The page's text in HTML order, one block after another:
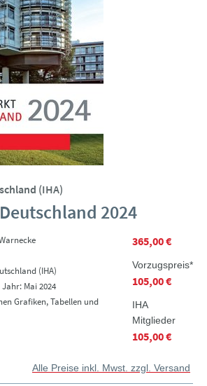
(IHA)
2024
(IHA)
Mai 2024
Grafiken, Tabellen und
365,00 €
Vorzugspreis*
105,00 €
IHA
Mitglieder
105,00 €
Alle Preise inkl. Mwst. zzgl. Versand